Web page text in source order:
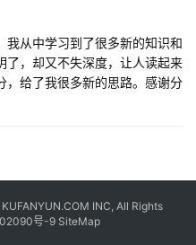
我从中学习到了很多新的知识和
了，却又不失深度，让人读起来
，给了我很多新的思路。感谢分
INC, All Rights
号-9 SiteMap